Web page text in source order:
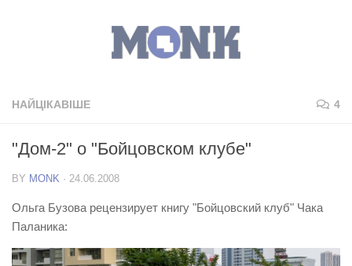
НАЙЦІКАВІШЕ 4
"Дом-2" о "Бойцовском клубе"
BY MONK · 24.06.2008
Ольга Бузова рецензирует книгу "Бойцовский клуб" Чака
Паланика: